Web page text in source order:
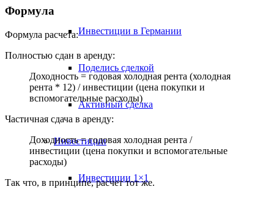
Инвестиции в Германии
Поделись сделкой
Активный сделка
Инвестиции
Инвестиции 1×1
Формула
Формула расчета:
Полностью сдан в аренду:
Доходность = годовая холодная рента (холодная
рента * 12) / инвестиции (цена покупки и
вспомогательные расходы)
Частичная сдача в аренду:
Доходность = годовая холодная рента /
инвестиции (цена покупки и вспомогательные
расходы)
Так что, в принципе, расчет тот же.